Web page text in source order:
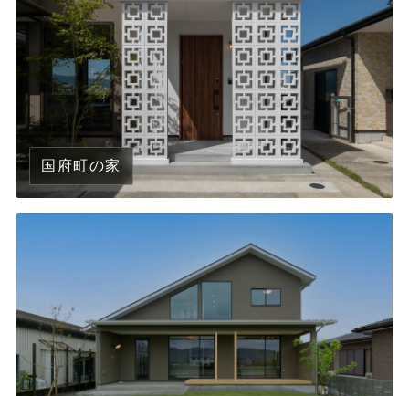
国府町の家